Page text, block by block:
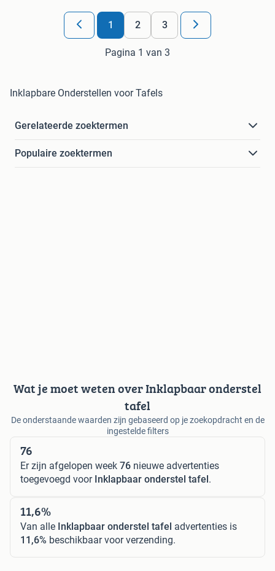
1 2 3
Pagina 1 van 3
Inklapbare Onderstellen voor Tafels
Gerelateerde zoektermen
Populaire zoektermen
Wat je moet weten over Inklapbaar onderstel
tafel
De onderstaande waarden zijn gebaseerd op je zoekopdracht en de
ingestelde filters
76
Er zijn afgelopen week 76 nieuwe advertenties
toegevoegd voor Inklapbaar onderstel tafel .
11,6%
Van alle Inklapbaar onderstel tafel advertenties is
11,6% beschikbaar voor verzending.